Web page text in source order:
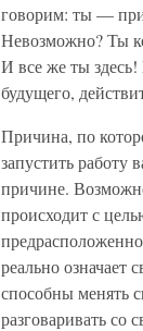
говорим: ты —
Невозможно? Ты
И все же ты
будущего,
Причина, по
запустить работу
причине.
происходит с
реально
способны менять
разговаривать со